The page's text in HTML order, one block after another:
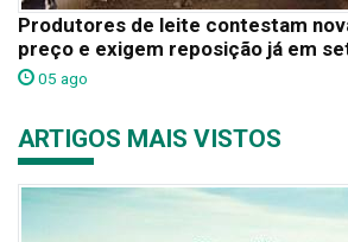
Produtores de leite contestam
preço e exigem reposição já em
05 ago
ARTIGOS MAIS VISTOS